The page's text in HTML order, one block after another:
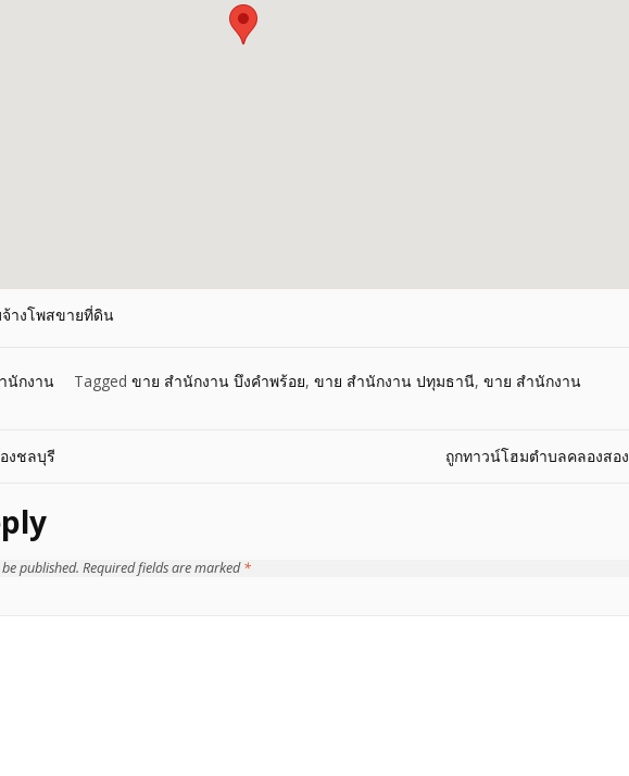
างโพสขายที่ดิน
นักงาน Tagged ขาย สำนักงาน บึงคำพร้อย, ขาย สำนักงาน ปทุมธานี, ขาย สำนักงาน
งชลบุรี ถูกทาวน์โฮมตำบลคลองสอง
published. Required fields are marked*